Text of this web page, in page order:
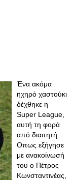
Ένα ακόμα
ηχηρό χαστούκι
δέχθηκε η
Super League,
αυτή τη φορά
από διαιτητή:
Οπως εξήγησε
με ανακοίνωσή
του ο Πέτρος
Κωνσταντινέας,